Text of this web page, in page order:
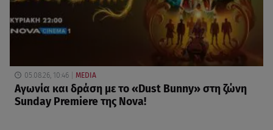
05.08.26, 10:46 MEDIA
Αγωνία και δράση με το «Dust Bunny» στη ζώνη
Sunday Premiere της Nova!